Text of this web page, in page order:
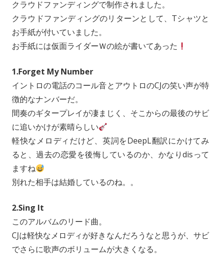
o
n
i
n
k
l
クラウドファンディングで制作されました。
クラウドファンディングのリターンとして、Tシャツと
お手紙が付いていました。
お手紙には仮面ライダーＷの絵が書いてあった
1.Forget My Number
イントロの電話のコール音とアウトロのCJの笑い声が特
徴的なナンバーだ。
間奏のギタープレイが凄まじく、そこからの最後のサビ
に追いかけが素晴らしい
軽快なメロディだけど、英詞をDeepL翻訳にかけてみ
ると、過去の恋愛を後悔しているのか、かなりdisって
ますね
別れた相手は結婚しているのね。。
2.Sing It
このアルバムのリード曲。
CJは軽快なメロディが好きなんだろうなと思うが、サビ
でさらに歌声のボリュームが大きくなる。